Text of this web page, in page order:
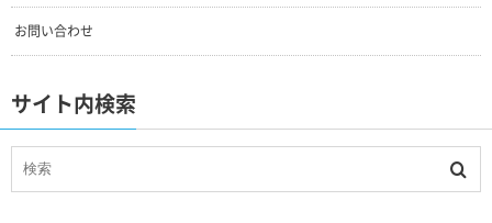
お問い合わせ
サイト内検索